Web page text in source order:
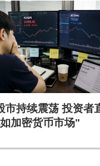
市持续震荡 投资者
加密货币市场"